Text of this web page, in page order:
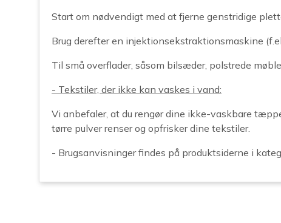
Start om nødvendigt med at fjerne genstridige
Brug derefter en injektionsekstraktionsmaskine
Til små overflader, såsom bilsæder, polstrede
- Tekstiler, der ikke kan vaskes i vand:
Vi anbefaler, at du rengør dine ikke-vaskbare
tørre pulver renser og opfrisker dine tekstiler.
- Brugsanvisninger findes på produktsiderne i